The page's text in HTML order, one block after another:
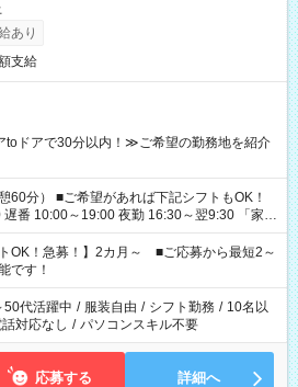
あり
支給
ドアで30分以内！≫ご希望の勤務地を紹介
記シフトもOK！
10:00～19:00 夜勤 16:30～翌9:30 「家族
」 「余裕を持って夕飯の準備がしたい」
したくない」 など、ご希望を教えてください
事の勤務時間。 合計で週40時間を超える場
ん。
トOK！急募！】2カ月～ ■ご応募から最短2～
です！
50代活躍中 / 服装自由 / シフト勤務 / 10名以
話対応なし / パソコンスキル不要
応募する 詳細へ